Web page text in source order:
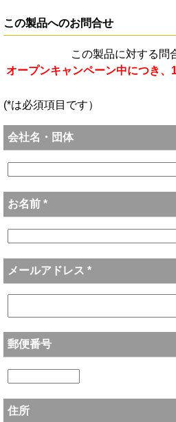
この製品へのお問合せ
この製品に対する問
オープンキャンペーン中につき
(*は必須項目です）
会社名・団体
お名前 *
メールアドレス *
郵便番号
住所